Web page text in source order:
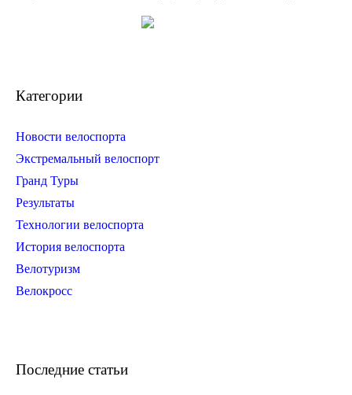
Категории
Новости велоспорта
Экстремальный велоспорт
Гранд Туры
Результаты
Технологии велоспорта
История велоспорта
Велотуризм
Велокросс
Последние статьи